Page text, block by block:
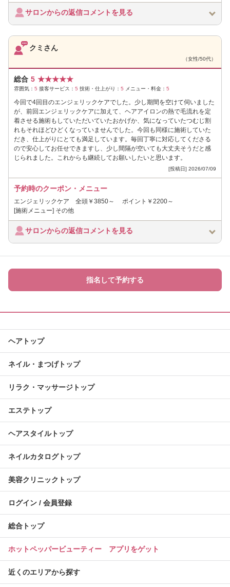
サロンからの返信コメントを見る
クミさん
（女性/50代）
総合 5 ★★★★★
雰囲気： 5 接客サービス： 5 技術・仕上がり： 5 メニュー・料金： 5
今回で4回目のエンジェリックケアでした。少し期間を空けて伺いました
が、前回エンジェリックケアに加えて、ヘアアイロンの熱で毛流れを定
着させる施術もしていただいていたおかげか、気になっていたつむじ割
れもそれほどひどくなっていませんでした。今回も同様に施術していた
だき、仕上がりにとても満足しています。毎回丁寧に対応してくださる
ので安心してお任せできますし、少し間隔が空いても大丈夫そうだと感
じられました。これからも継続してお願いしたいと思います。
[投稿日] 2026/07/09
予約時のクーポン・メニュー
エンジェリックケア 全頭￥3850～ ポイント￥2200～
[施術メニュー] その他
サロンからの返信コメントを見る
指名して予約する
ヘアトップ
ネイル・まつげトップ
リラク・マッサージトップ
エステトップ
ヘアスタイルトップ
ネイルカタログトップ
美容クリニックトップ
ログイン / 会員登録
総合トップ
ホットペッパービューティー アプリをゲット
近くのエリアから探す